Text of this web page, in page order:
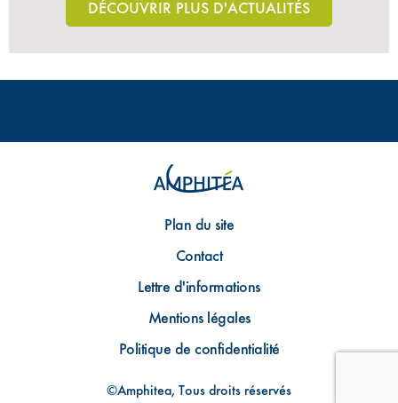
DÉCOUVRIR PLUS D'ACTUALITÉS
Plan du site
Contact
Lettre d'informations
Mentions légales
Politique de confidentialité
©Amphitea, Tous droits réservés